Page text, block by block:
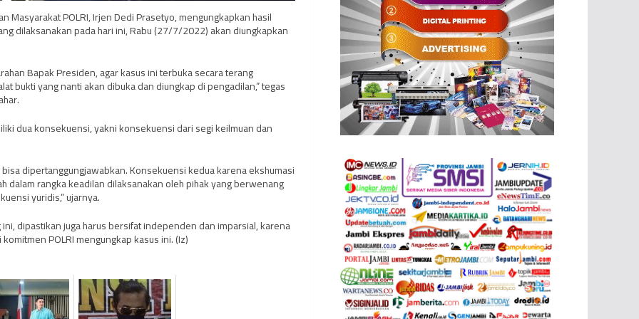
Masyarakat POLRI, Irjen Dedi Prasetyo, mengungkapkan hasil
dilaksanakan pada hari ini, Rabu (27/7/2022) akan diungkapkan
Bapak Presiden, agar kasus ini terbuka secara terang
bukti yang nanti akan dibuka dan diungkap di pengadilan,” tegas
dua konsekuensi, yakni konsekuensi dari segi keilmuan dan
dipertanggungjawabkan. Konsekuensi kedua karena ekshumasi
dalam rangka keadilan dilaksanakan oleh pihak yang berwenang
yuridis,” ujarnya.
dipastikan juga harus bersifat independen dan imparsial, karena
POLRI mengungkap kasus ini. (Iz)